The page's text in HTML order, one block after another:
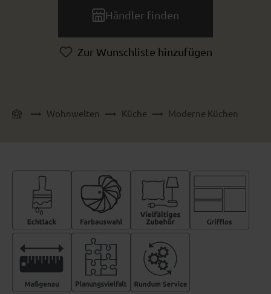
Händler finden
Zur Wunschliste hinzufügen
Wohnwelten Küche Moderne Küchen